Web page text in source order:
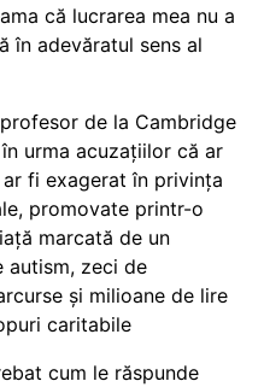
că lucrarea mea nu a
în adevăratul sens al
de la Cambridge
urma acuzațiilor că ar
fi exagerat în privința
promovate printr-o
marcată de un
autism, zeci de
și milioane de lire
caritabile
cum le răspunde